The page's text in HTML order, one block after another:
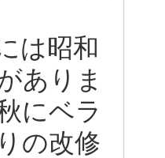
は昭和
ありま
にベラ
の改修